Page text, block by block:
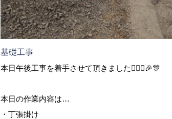
基礎工事
本日午後工事を着手させて頂きました🙇🏾‍♂️🎉🎊
本日の作業内容は…
・丁張掛け